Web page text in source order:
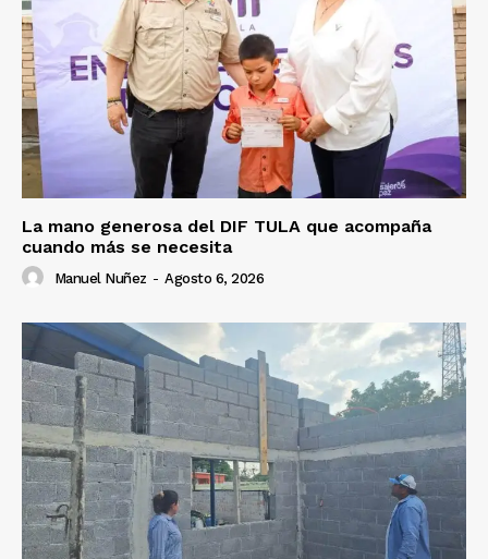
La mano generosa del DIF TULA que acompaña
cuando más se necesita
Manuel Nuñez - Agosto 6, 2026